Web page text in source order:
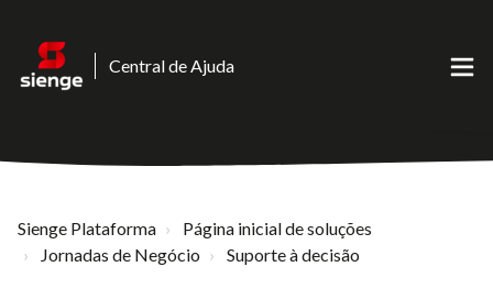
Central de Ajuda
Sienge Plataforma
Página inicial de soluções
Jornadas de Negócio
Suporte à decisão